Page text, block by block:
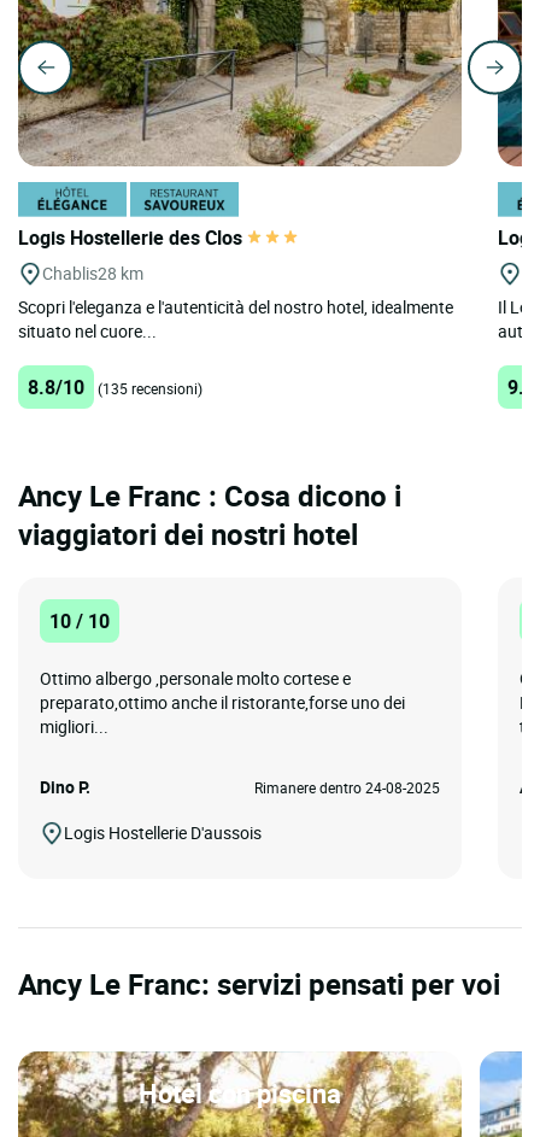
Logis Hostellerie des Clos
Chablis28 km
Scopri l'eleganza e l'autenticità del nostro hotel, idealmente
situato nel cuore...
8.8/10 (135 recensioni)
Il
Ancy Le Franc : Cosa dicono i
viaggiatori dei nostri hotel
10 / 10
Ottimo albergo ,personale molto cortese e
preparato,ottimo anche il ristorante,forse uno dei
migliori...
Dino P. Rimanere dentro 24-08-2025
Logis Hostellerie D'aussois
Ancy Le Franc: servizi pensati per voi
Hotel con piscina